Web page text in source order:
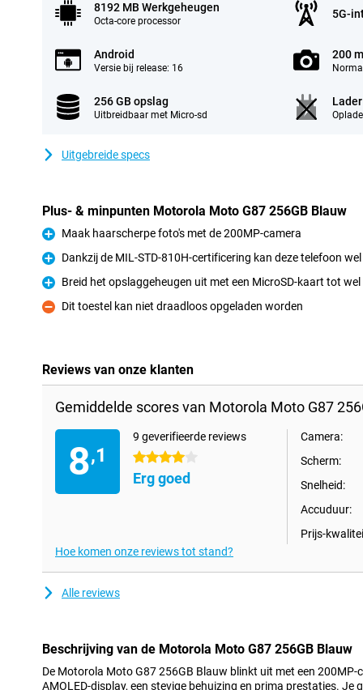
8192 MB Werkgeheugen
Octa-core processor
5G-
Android
Versie bij release: 16
200
256 GB opslag
Uitbreidbaar met Micro-sd
Uitgebreide specs
Plus- & minpunten Motorola Moto G87 256GB Blauw
Pluspunt
Maak haarscherpe foto's met de 200MP-camera
Pluspunt
Dankzij de MIL-STD-810H-certificering kan deze telefoon
Pluspunt
Breid het opslaggeheugen uit met een MicroSD-kaart tot wel
Minpunt
Dit toestel kan niet draadloos opgeladen worden
Reviews van onze klanten
Gemiddelde scores van Motorola Moto G87
8,1
9 geverifieerde reviews
4 sterren
Erg goed
Camera:
Scherm:
Snelheid:
Accuduur:
Prijs-
Hoe komen onze reviews tot stand?
Alle reviews
Beschrijving van de Motorola Moto G87 256GB Blauw
De Motorola Moto G87 256GB Blauw blinkt uit met een 200MP-
AMOLED-display, een stevige behuizing en prima prestaties. Je